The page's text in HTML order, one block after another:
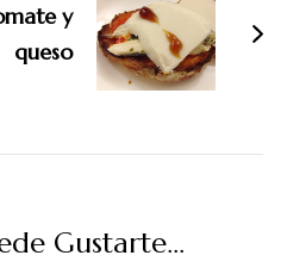
y
queso
Gustarte...